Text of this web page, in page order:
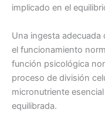
implicado en el
Una ingesta adecuada
el funcionamiento
función psicológica
proceso de división
micronutriente
equilibrada.